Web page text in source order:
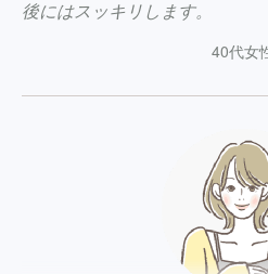
後にはスッキリします。
40代女